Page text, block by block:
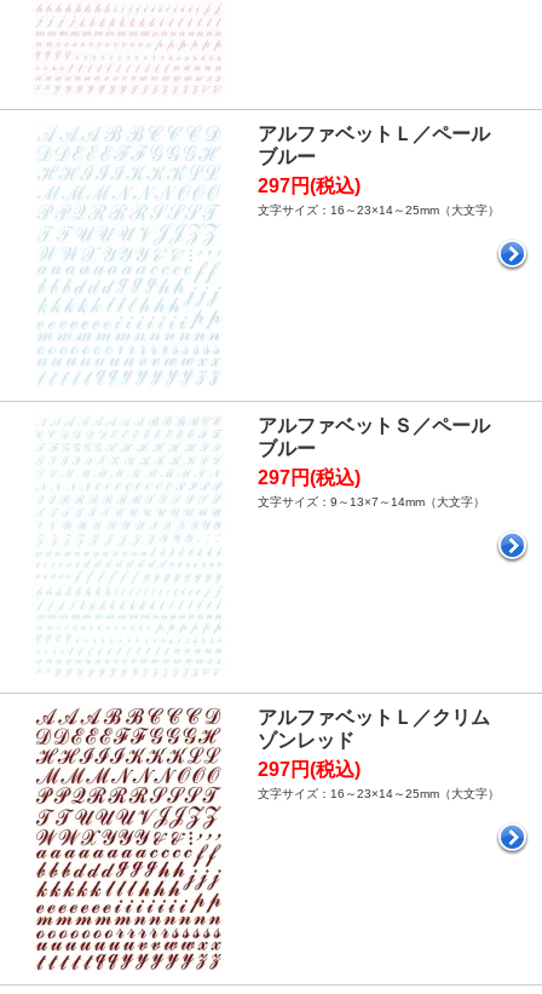
アルファベットＬ／ペール
ブルー
297円(税込)
文字サイズ：16～23×14～25mm（大文字）
アルファベットＳ／ペール
ブルー
297円(税込)
文字サイズ：9～13×7～14mm（大文字）
アルファベットＬ／クリム
ゾンレッド
297円(税込)
文字サイズ：16～23×14～25mm（大文字）